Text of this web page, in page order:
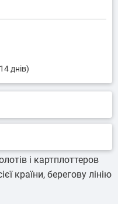
і картплоттеров
країни, берегову лінію